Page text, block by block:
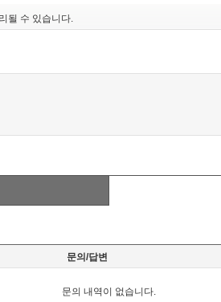
될 수 있습니다.
문의/답변
문의 내역이 없습니다.